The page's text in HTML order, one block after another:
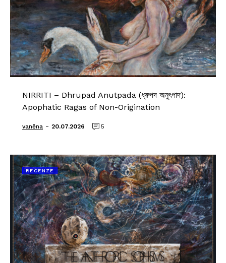
NIRRITI – Dhrupad Anutpada (ধ্রুপদ অনুৎপাদ):
Apophatic Ragas of Non-Origination
vaněna - 20.07.2026 5
RECENZE